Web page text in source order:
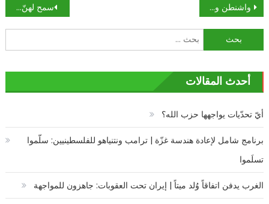
تصفّح
المقالات
سمح لهنّ “بن سلمان” .. مشاهد فاضحة وعارضات شبه عاريات في جلسة تصوير بأول عاصمة في تاريخ الإسلام! واشنطن والانسحاب من العراق: القرار الأصعب
البحث
عن:
أحدث المقالات
أيّ تحدّيات يواجهها حزب الله؟
برنامج شامل لإعادة هندسة غزّة | ترامب ونتنياهو للفلسطينيين: سلّموا
تسلَموا
الغرب يدفن اتفاقاً وُلد ميتاً | إيران تحت العقوبات: جاهزون للمواجهة